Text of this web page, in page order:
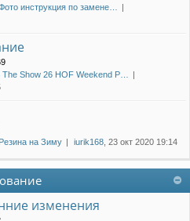
инструкция по замене…
The Show 26 HOF Weekend P…
на Зиму iurik168 , 23 окт 2020 19:14
изменения